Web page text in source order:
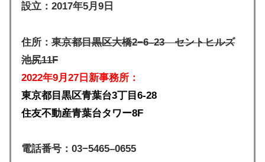
設立：2017年5月9日
住所： 東京都目黒区大橋2−6–23 セントヒルズ
池尻11F
2022年9月27日新事務所：
東京都目黒区青葉台3丁目6-28
住友不動産青葉台タワー8F
電話番号：03−5465–0655